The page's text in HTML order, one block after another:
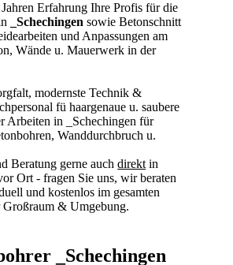
Erfahrung Ihre Profis für die
_Schechingen sowie Betonschnitt
und Anpassungen am
Wände u. Mauerwerk in der
modernste Technik &
fü haargenaue u. saubere
Arbeitenin _Schechingen für
Wanddurchbruch u.
Beratung gerne auchdirekt in
Ort - fragen Sie uns, wir beraten
und kostenlos im gesamten
Großraum & Umgebung.
_Schechingen